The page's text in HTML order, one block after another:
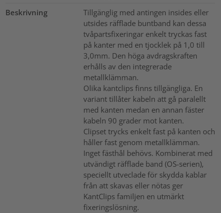
Beskrivning
Tillgänglig med antingen insides eller
utsides räfflade buntband kan dessa
tvåpartsfixeringar enkelt tryckas fast
på kanter med en tjocklek på 1,0 till
3,0mm. Den höga avdragskraften
erhålls av den integrerade
metallklämman.
Olika kantclips finns tillgängliga. En
variant tillåter kabeln att gå paralellt
med kanten medan en annan fäster
kabeln 90 grader mot kanten.
Clipset trycks enkelt fast på kanten och
håller fast genom metallklämman.
Inget fästhål behövs. Kombinerat med
utvändigt räfflade band (OS-serien),
speciellt utveclade för skydda kablar
från att skavas eller nötas ger
KantClips familjen en utmärkt
fixeringslösning.